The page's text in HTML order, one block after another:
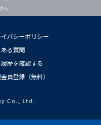
へ
バシーポリシー
る質問
歴を確認する
員登録（無料）
Co., Ltd.